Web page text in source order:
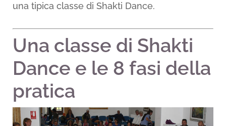
una tipica classe di Shakti Dance.
Una classe di Shakti
Dance e le 8 fasi della
pratica